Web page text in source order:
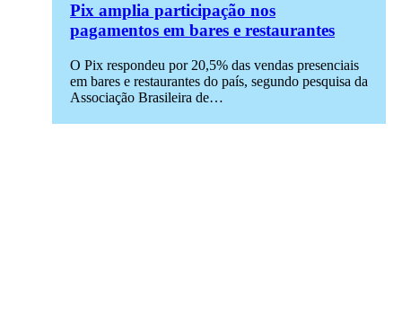
Pix amplia participação nos
pagamentos em bares e restaurantes
O Pix respondeu por 20,5% das vendas presenciais
em bares e restaurantes do país, segundo pesquisa da
Associação Brasileira de…